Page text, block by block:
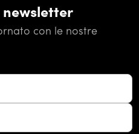
con le nostre